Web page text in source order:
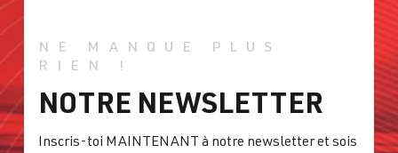
NE MANQUE PLUS
RIEN !
NOTRE NEWSLETTER
Inscris-toi MAINTENANT à notre newsletter et sois